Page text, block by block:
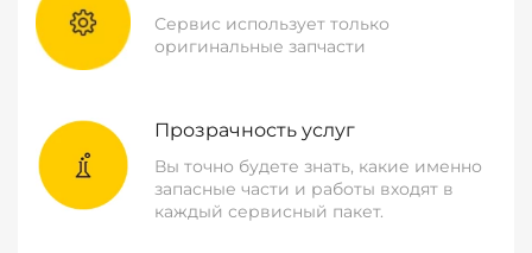
Сервис использует только
оригинальные запчасти
Прозрачность услуг
Вы точно будете знать, какие именно
запасные части и работы входят в
каждый сервисный пакет.